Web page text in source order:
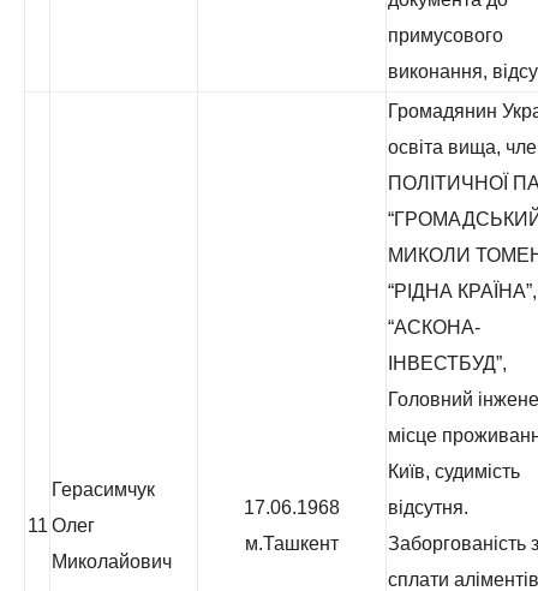
примусового
виконання,
11
Герасимчук
Олег
Миколайович
17.06.1968
м.Ташкент
Громадянин
освіта вища,
ПОЛІТИЧНОЇ
МИКОЛИ
“РІДНА
“АСКОНА-
ІНВЕСТБУД”,
Головний
місце
Київ, судимість
відсутня.
Заборгованість
сплати